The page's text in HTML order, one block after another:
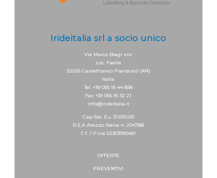
Irideitalia srl a socio unico
Via Marco Biagi snc
Loc. Faella
52026 Castelfranco Piandiscò (AR)
Italia
Tel. +39 055 95 44 858
Fax +39 055 95 32 21
info@irideitalia.it
Cap.Soc. Eu. 51.000,00
R.E.A Arezzo-Siena n. 204788
C.f. / P.iva 02303990481
OFFERTE
PREVENTIVI